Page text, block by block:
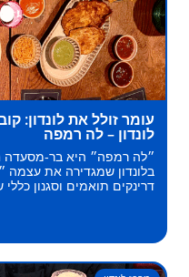
עומר זולל את לונדון:
לונדון – לה רמפה
״לה רמפה״ היא בר-מסעדה
בלונדון שמגדירה את עצמה
דרינקים תואמים וסגנון